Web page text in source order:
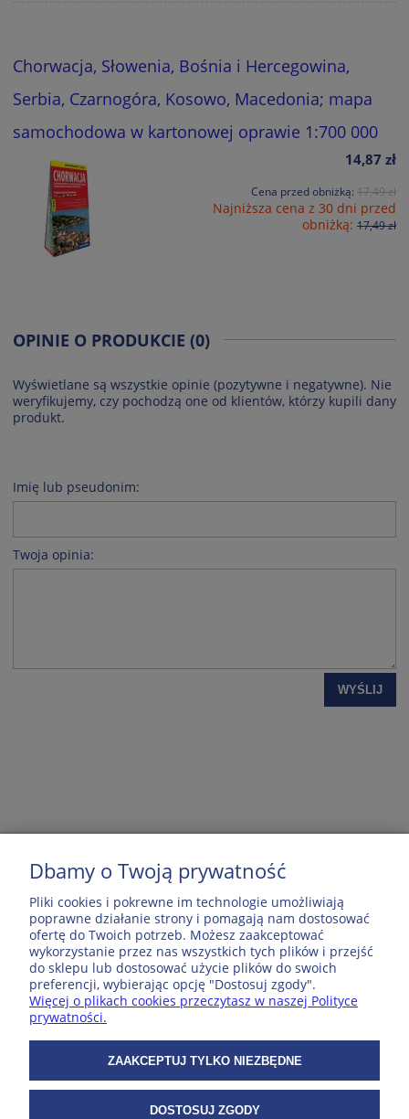
Chorwacja, Słowenia, Bośnia i Hercegowina,
Serbia, Czarnogóra, Kosowo, Macedonia; mapa
samochodowa w kartonowej oprawie 1:700 000
14,87 zł
Cena przed obniżką: 17,49 zł
Najniższa cena z 30 dni przed
obniżką: 17,49 zł
OPINIE O PRODUKCIE (0)
Wyświetlane są wszystkie opinie (pozytywne i negatywne). Nie
weryfikujemy, czy pochodzą one od klientów, którzy kupili dany
produkt.
Imię lub pseudonim:
Twoja opinia:
WYŚLIJ
MOJE KONTO
POPULARNE PRODUKTY
ZAKUPY
WSPÓŁPRACA
O NAS
Dbamy o Twoją prywatność
Pliki cookies i pokrewne im technologie umożliwiają
poprawne działanie strony i pomagają nam dostosować
ofertę do Twoich potrzeb. Możesz zaakceptować
wykorzystanie przez nas wszystkich tych plików i przejść
do sklepu lub dostosować użycie plików do swoich
preferencji, wybierając opcję "Dostosuj zgody".
Więcej o plikach cookies przeczytasz w naszej Polityce
prywatności.
ZAAKCEPTUJ TYLKO NIEZBĘDNE
DOSTOSUJ ZGODY